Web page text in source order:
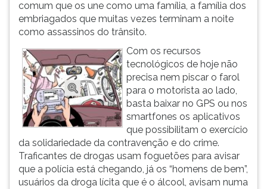
comum que os une como uma família, a família dos
embriagados que muitas vezes terminam a noite
como assassinos do trânsito.
Com os recursos
tecnológicos de hoje não
precisa nem piscar o farol
para o motorista ao lado,
basta baixar no GPS ou nos
smartfones os aplicativos
que possibilitam o exercício
da solidariedade da contravenção e do crime.
Traficantes de drogas usam foguetões para avisar
que a polícia está chegando, já os “homens de bem”,
usuários da droga lícita que é o álcool, avisam numa